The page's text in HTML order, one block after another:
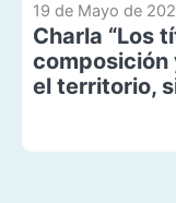
19 de Mayo de
Charla “Los
composición
el territorio,